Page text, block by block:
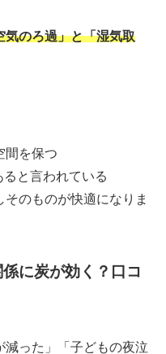
気のろ過」と「湿気取
間を保つ
と言われている
のものが快適になりま
に炭が効く？口コ
減った」「子どもの夜泣